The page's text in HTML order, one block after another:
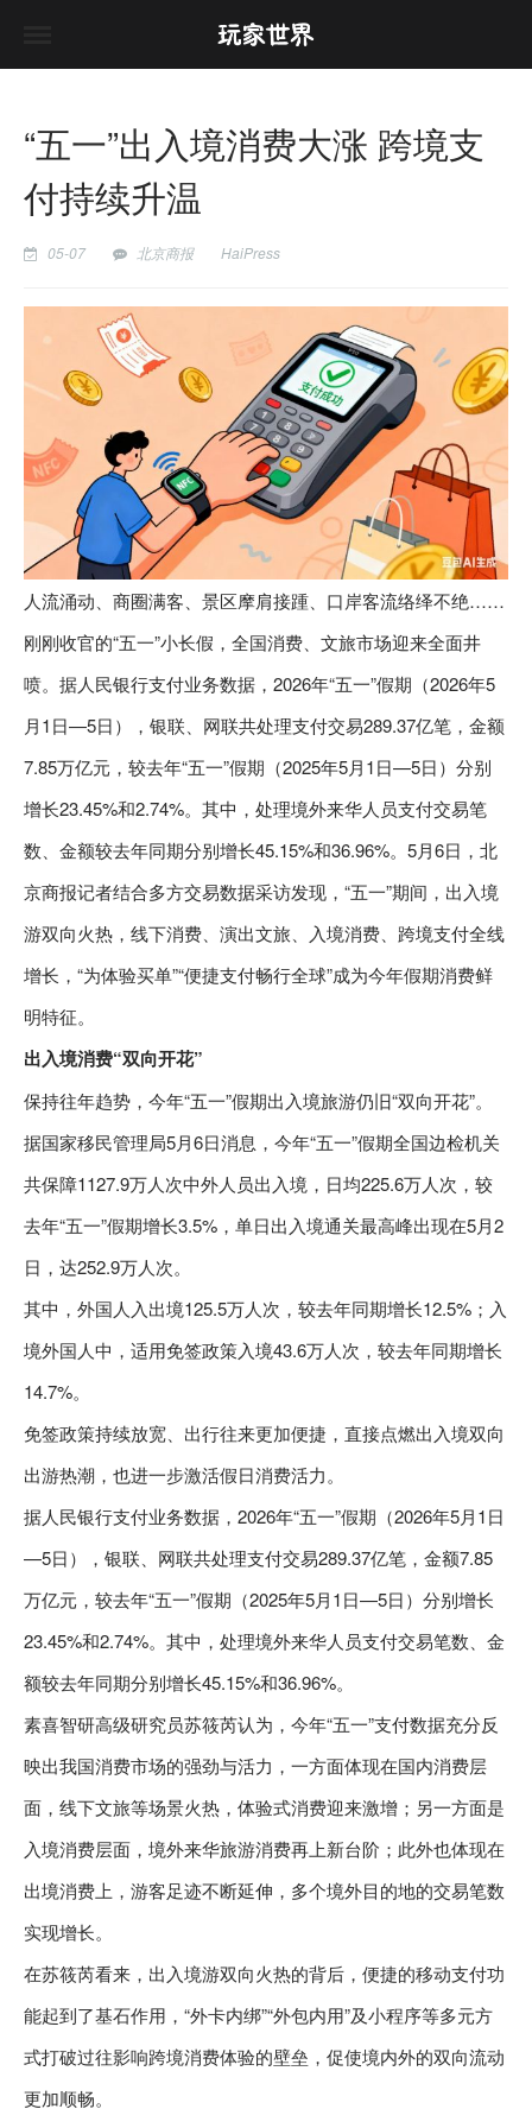
“五一”出入境消费大涨 跨境支
付持续升温
05-07 北京商报 HaiPress
人流涌动、商圈满客、景区摩肩接踵、口岸客流络绎不绝……
刚刚收官的“五一”小长假，全国消费、文旅市场迎来全面井
喷。据人民银行支付业务数据，2026年“五一”假期（2026年5
月1日—5日），银联、网联共处理支付交易289.37亿笔，金额
7.85万亿元，较去年“五一”假期（2025年5月1日—5日）分别
增长23.45%和2.74%。其中，处理境外来华人员支付交易笔
数、金额较去年同期分别增长45.15%和36.96%。5月6日，北
京商报记者结合多方交易数据采访发现，“五一”期间，出入境
游双向火热，线下消费、演出文旅、入境消费、跨境支付全线
增长，“为体验买单”“便捷支付畅行全球”成为今年假期消费鲜
明特征。
出入境消费“双向开花”
保持往年趋势，今年“五一”假期出入境旅游仍旧“双向开花”。
据国家移民管理局5月6日消息，今年“五一”假期全国边检机关
共保障1127.9万人次中外人员出入境，日均225.6万人次，较
去年“五一”假期增长3.5%，单日出入境通关最高峰出现在5月2
日，达252.9万人次。
其中，外国人入出境125.5万人次，较去年同期增长12.5%；入
境外国人中，适用免签政策入境43.6万人次，较去年同期增长
14.7%。
免签政策持续放宽、出行往来更加便捷，直接点燃出入境双向
出游热潮，也进一步激活假日消费活力。
据人民银行支付业务数据，2026年“五一”假期（2026年5月1日
—5日），银联、网联共处理支付交易289.37亿笔，金额7.85
万亿元，较去年“五一”假期（2025年5月1日—5日）分别增长
23.45%和2.74%。其中，处理境外来华人员支付交易笔数、金
额较去年同期分别增长45.15%和36.96%。
素喜智研高级研究员苏筱芮认为，今年“五一”支付数据充分反
映出我国消费市场的强劲与活力，一方面体现在国内消费层
面，线下文旅等场景火热，体验式消费迎来激增；另一方面是
入境消费层面，境外来华旅游消费再上新台阶；此外也体现在
出境消费上，游客足迹不断延伸，多个境外目的地的交易笔数
实现增长。
在苏筱芮看来，出入境游双向火热的背后，便捷的移动支付功
能起到了基石作用，“外卡内绑”“外包内用”及小程序等多元方
式打破过往影响跨境消费体验的壁垒，促使境内外的双向流动
更加顺畅。